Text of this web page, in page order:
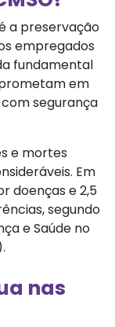
a preservação
empregados
fundamental
em
segurança
e mortes
Em
doenças e 2,5
segundo
e Saúde no
nas